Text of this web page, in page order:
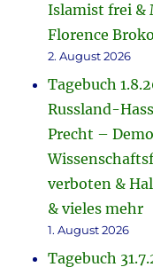
Islamist frei &
Florence
2. August 2026
Tagebuch
Russland-
Precht –
verboten &
& vieles mehr
1. August 2026
Tagebuch